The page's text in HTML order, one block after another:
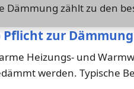
Dämmung zählt zu den
Pflicht zur
Heizungs- und
werden. Typische